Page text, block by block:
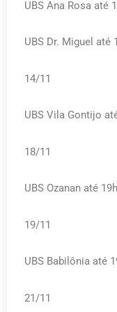
UBS Ana Rosa até
UBS Dr. Miguel até
14/11
UBS Vila Gontijo
18/11
UBS Ozanan até 19h
19/11
UBS Babilônia até
21/11